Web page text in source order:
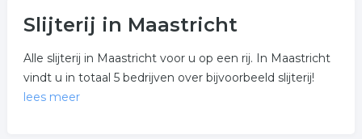
Slijterij in Maastricht
Alle slijterij in Maastricht voor u op een rij. In Maastricht
vindt u in totaal 5 bedrijven over bijvoorbeeld slijterij!
lees meer